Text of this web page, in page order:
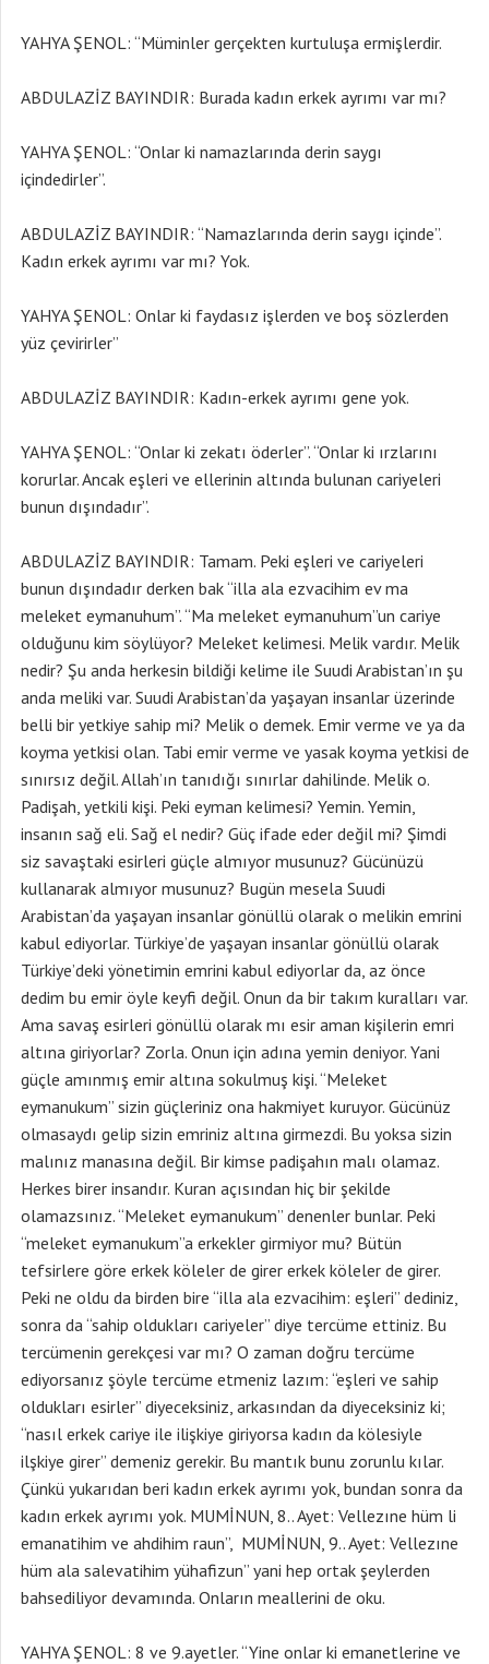
YAHYA ŞENOL: “Müminler gerçekten kurtuluşa ermişlerdir.
ABDULAZİZ BAYINDIR: Burada kadın erkek ayrımı var mı?
YAHYA ŞENOL: “Onlar ki namazlarında derin saygı
içindedirler”.
ABDULAZİZ BAYINDIR: “Namazlarında derin saygı içinde”.
Kadın erkek ayrımı var mı? Yok.
YAHYA ŞENOL: Onlar ki faydasız işlerden ve boş sözlerden
yüz çevirirler”
ABDULAZİZ BAYINDIR: Kadın-erkek ayrımı gene yok.
YAHYA ŞENOL: “Onlar ki zekatı öderler”. “Onlar ki ırzlarını
korurlar. Ancak eşleri ve ellerinin altında bulunan cariyeleri
bunun dışındadır”.
ABDULAZİZ BAYINDIR: Tamam. Peki eşleri ve cariyeleri
bunun dışındadır derken bak “illa ala ezvacihim ev ma
meleket eymanuhum”. “Ma meleket eymanuhum”un cariye
olduğunu kim söylüyor? Meleket kelimesi. Melik vardır. Melik
nedir? Şu anda herkesin bildiği kelime ile Suudi Arabistan’ın şu
anda meliki var. Suudi Arabistan’da yaşayan insanlar üzerinde
belli bir yetkiye sahip mi? Melik o demek. Emir verme ve ya da
koyma yetkisi olan. Tabi emir verme ve yasak koyma yetkisi de
sınırsız değil. Allah’ın tanıdığı sınırlar dahilinde. Melik o.
Padişah, yetkili kişi. Peki eyman kelimesi? Yemin. Yemin,
insanın sağ eli. Sağ el nedir? Güç ifade eder değil mi? Şimdi
siz savaştaki esirleri güçle almıyor musunuz? Gücünüzü
kullanarak almıyor musunuz? Bugün mesela Suudi
Arabistan’da yaşayan insanlar gönüllü olarak o melikin emrini
kabul ediyorlar. Türkiye’de yaşayan insanlar gönüllü olarak
Türkiye’deki yönetimin emrini kabul ediyorlar da, az önce
dedim bu emir öyle keyfi değil. Onun da bir takım kuralları var.
Ama savaş esirleri gönüllü olarak mı esir aman kişilerin emri
altına giriyorlar? Zorla. Onun için adına yemin deniyor. Yani
güçle amınmış emir altına sokulmuş kişi. “Meleket
eymanukum” sizin güçleriniz ona hakmiyet kuruyor. Gücünüz
olmasaydı gelip sizin emriniz altına girmezdi. Bu yoksa sizin
malınız manasına değil. Bir kimse padişahın malı olamaz.
Herkes birer insandır. Kuran açısından hiç bir şekilde
olamazsınız. “Meleket eymanukum” denenler bunlar. Peki
“meleket eymanukum”a erkekler girmiyor mu? Bütün
tefsirlere göre erkek köleler de girer erkek köleler de girer.
Peki ne oldu da birden bire “illa ala ezvacihim: eşleri” dediniz,
sonra da “sahip oldukları cariyeler” diye tercüme ettiniz. Bu
tercümenin gerekçesi var mı? O zaman doğru tercüme
ediyorsanız şöyle tercüme etmeniz lazım: “eşleri ve sahip
oldukları esirler” diyeceksiniz, arkasından da diyeceksiniz ki;
“nasıl erkek cariye ile ilişkiye giriyorsa kadın da kölesiyle
ilşkiye girer” demeniz gerekir. Bu mantık bunu zorunlu kılar.
Çünkü yukarıdan beri kadın erkek ayrımı yok, bundan sonra da
kadın erkek ayrımı yok. MUMİNUN, 8.. Ayet: Vellezıne hüm li
emanatihim ve ahdihim raun”, MUMİNUN, 9.. Ayet: Vellezıne
hüm ala salevatihim yühafizun” yani hep ortak şeylerden
bahsediliyor devamında. Onların meallerini de oku.
YAHYA ŞENOL: 8 ve 9.ayetler. “Yine onlar ki emanetlerine ve